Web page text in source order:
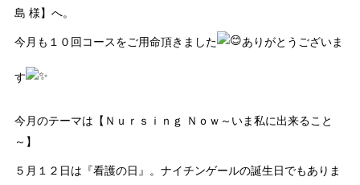
島 様】へ。
今月も１０回コースをご用命頂きました ありがとうございま
す
今月のテーマは【Ｎｕｒｓｉｎｇ Ｎｏｗ～いま私に出来ること
～】
５月１２日は『看護の日』。ナイチンゲールの誕生日でもありま